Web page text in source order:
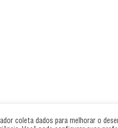
coleta dados para melhorar o